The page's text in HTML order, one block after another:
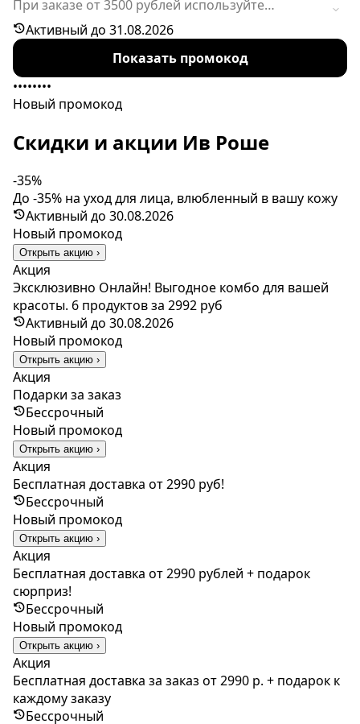
При заказе от 3500 рублей используйте
промокод в корзине, чтобы получить скидку
20%. Предложение действует ограниченное
Активный до 31.08.2026
Показать промокод
••••••••
Новый промокод
Скидки и акции Ив Роше
-35%
До -35% на уход для лица, влюбленный в вашу кожу
Активный до 30.08.2026
Новый промокод
Открыть акцию ›
Акция
Эксклюзивно Онлайн! Выгодное комбо для вашей
красоты. 6 продуктов за 2992 руб
Активный до 30.08.2026
Новый промокод
Открыть акцию ›
Акция
Подарки за заказ
Бессрочный
Новый промокод
Открыть акцию ›
Акция
Бесплатная доставка от 2990 руб!
Бессрочный
Новый промокод
Открыть акцию ›
Акция
Бесплатная доставка от 2990 рублей + подарок
сюрприз!
Бессрочный
Новый промокод
Открыть акцию ›
Акция
Бесплатная доставка за заказ от 2990 р. + подарок к
каждому заказу
Бессрочный